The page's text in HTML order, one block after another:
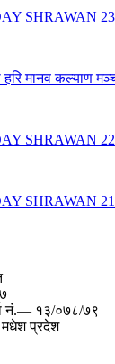
SHRAWAN 23
मानव कल्याण
SHRAWAN 22
SHRAWAN 21
नं.— १३/०७८/७९
मधेश प्रदेश